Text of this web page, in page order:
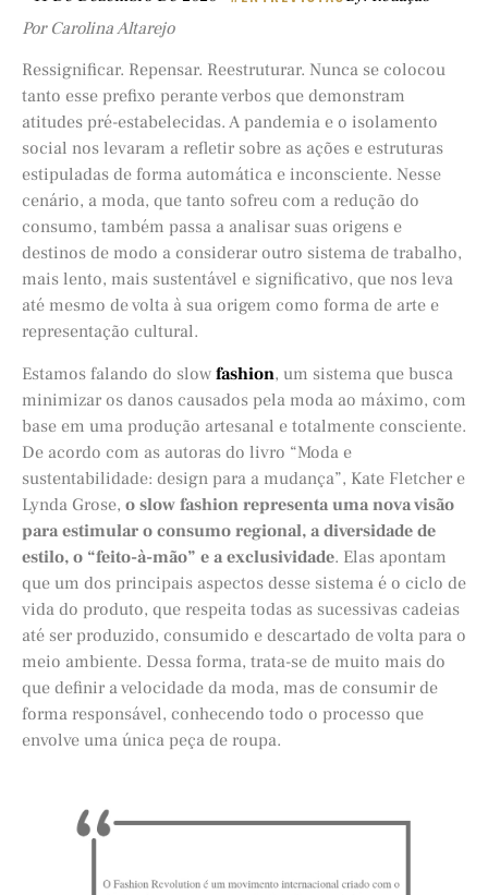
Por Carolina Altarejo
Ressignificar. Repensar. Reestruturar. Nunca se colocou
tanto esse prefixo perante verbos que demonstram
atitudes pré-estabelecidas. A pandemia e o isolamento
social nos levaram a refletir sobre as ações e estruturas
estipuladas de forma automática e inconsciente. Nesse
cenário, a moda, que tanto sofreu com a redução do
consumo, também passa a analisar suas origens e
destinos de modo a considerar outro sistema de trabalho,
mais lento, mais sustentável e significativo, que nos leva
até mesmo de volta à sua origem como forma de arte e
representação cultural.
Estamos falando do slow fashion, um sistema que busca
minimizar os danos causados pela moda ao máximo, com
base em uma produção artesanal e totalmente consciente.
De acordo com as autoras do livro “Moda e
sustentabilidade: design para a mudança”, Kate Fletcher e
Lynda Grose, o slow fashion representa uma nova visão
para estimular o consumo regional, a diversidade de
estilo, o “feito-à-mão” e a exclusividade. Elas apontam
que um dos principais aspectos desse sistema é o ciclo de
vida do produto, que respeita todas as sucessivas cadeias
até ser produzido, consumido e descartado de volta para o
meio ambiente. Dessa forma, trata-se de muito mais do
que definir a velocidade da moda, mas de consumir de
forma responsável, conhecendo todo o processo que
envolve uma única peça de roupa.